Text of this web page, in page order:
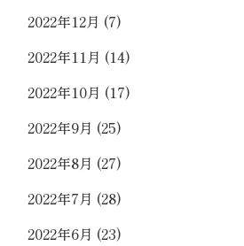
2022年12月 (7)
2022年11月 (14)
2022年10月 (17)
2022年9月 (25)
2022年8月 (27)
2022年7月 (28)
2022年6月 (23)